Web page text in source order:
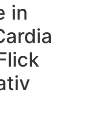
in